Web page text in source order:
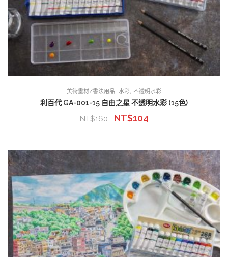
美術畫材/書法用品 水彩 不透明水彩
利百代 GA-001-15 自由之星 不透明水彩 (15色)
NT$160 NT$104